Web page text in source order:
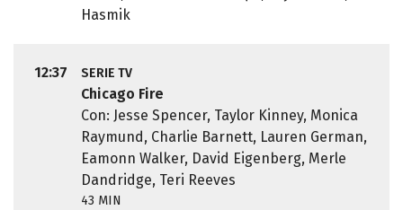
Hasmik
12:37 SERIE TV
Chicago Fire
Con: Jesse Spencer, Taylor Kinney, Monica
Raymund, Charlie Barnett, Lauren German,
Eamonn Walker, David Eigenberg, Merle
Dandridge, Teri Reeves
43 MIN